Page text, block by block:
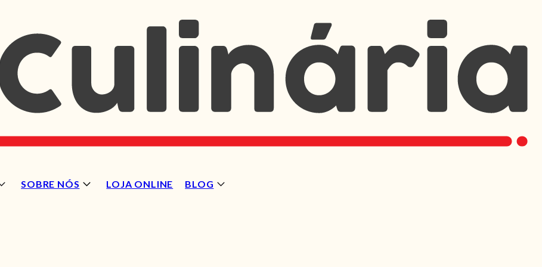
SOBRE NÓS LOJA ONLINE BLOG